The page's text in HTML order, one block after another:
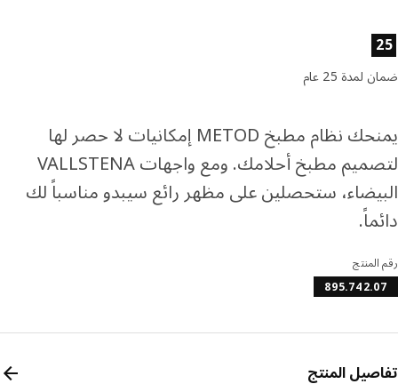
المزيد عن تمارا
المنتج
25 عام
يمنحك نظام مطبخ METOD إمكانيات لا حصر لها
لتصميم مطبخ أحلامك. ومع واجهات VALLSTENA
ستحصلين على مظهر رائع سيبدو مناسباً لك
المنتج